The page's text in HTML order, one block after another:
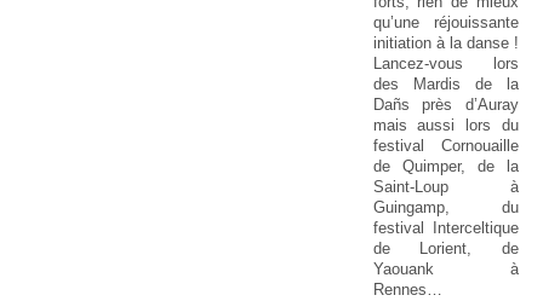
qu’une réjouissante
initiation à la danse !
Lancez-vous lors
des Mardis de la
Dañs près d’Auray
mais aussi lors du
festival Cornouaille
de Quimper, de la
Saint-Loup à
Guingamp, du
festival Interceltique
de Lorient, de
Yaouank à
Rennes…